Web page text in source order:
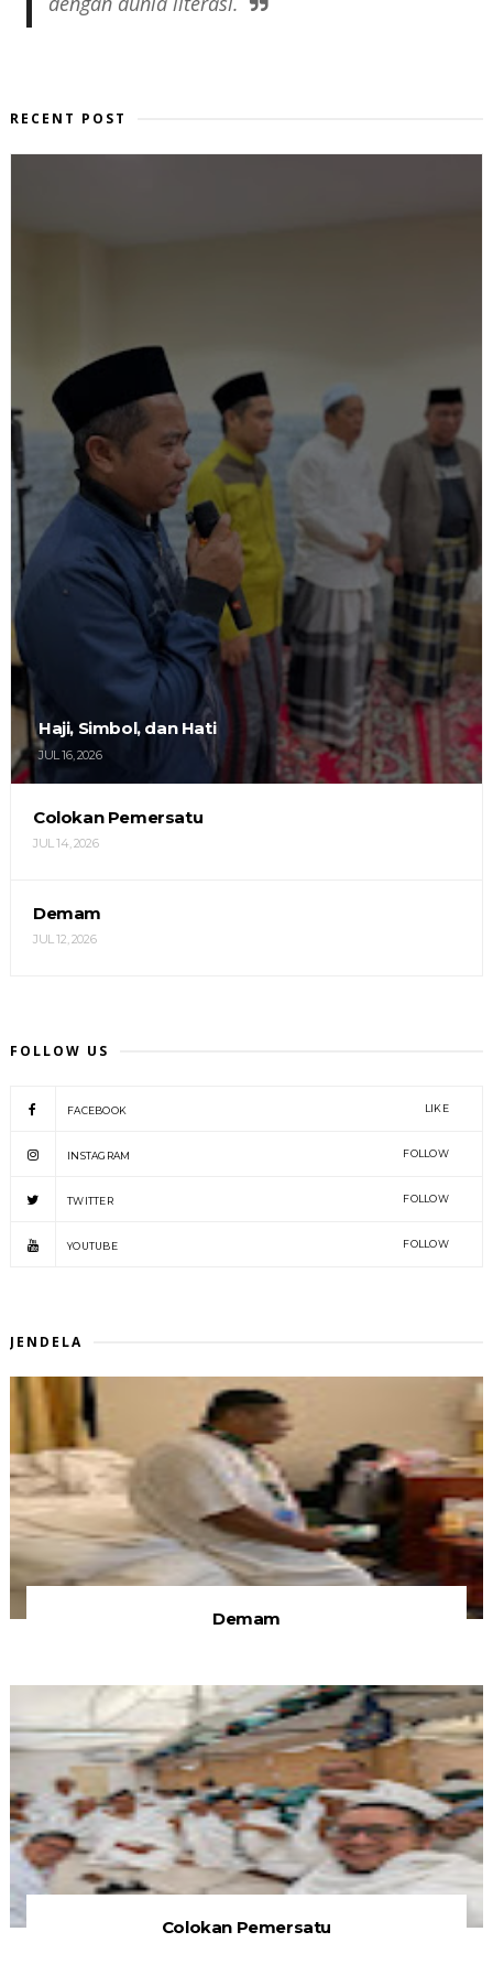
RECENT POST
Haji, Simbol, dan Hati
JUL 16, 2026
Colokan Pemersatu
JUL 14, 2026
Demam
JUL 12, 2026
FOLLOW US
FACEBOOK LIKE
INSTAGRAM FOLLOW
TWITTER FOLLOW
YOUTUBE FOLLOW
JENDELA
Demam
Colokan Pemersatu